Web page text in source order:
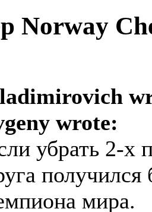
Norway
wrote:
убрать 2-х
мира.